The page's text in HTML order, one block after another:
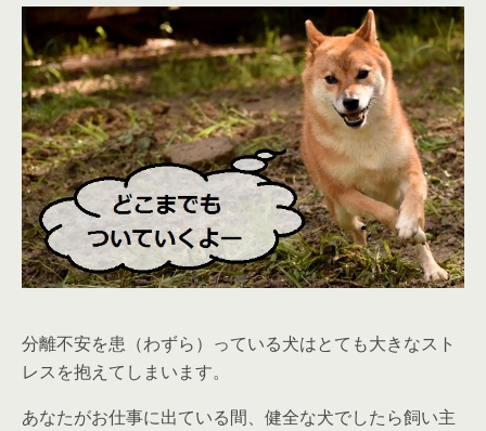
分離不安を患（わずら）っている犬はとても大きなスト
レスを抱えてしまいます。
あなたがお仕事に出ている間、健全な犬でしたら飼い主